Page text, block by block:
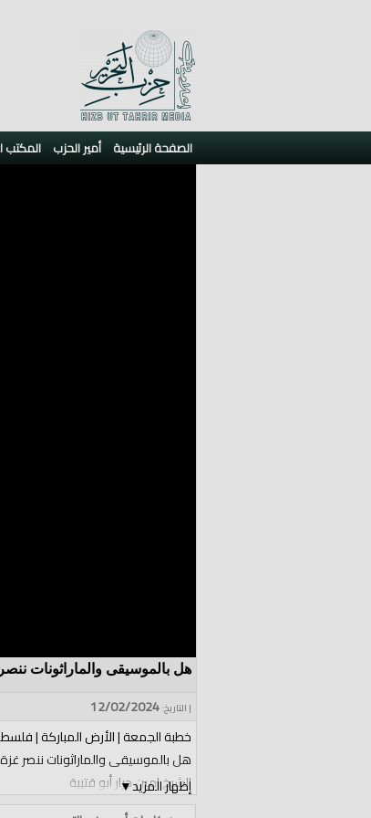
الصفحة الرئيسية أمير الحزب المكتب
هل بالموسيقى والماراثونات
| التاريخ:12/02/2024
إظهار المزيد▼
خطبة الجمعة | الأرض المباركة |
هل بالموسيقى والماراثونات ننصر غزة
الشيخ امين جرار أبو قتيبة